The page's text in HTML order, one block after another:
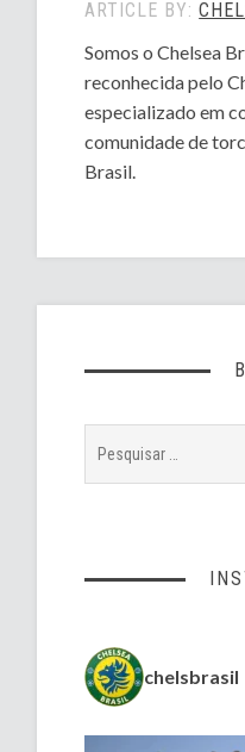
ARTICLE BY:
Somos o Chelsea
reconhecida pelo
especializado em
comunidade de
Brasil.
chelsbrasil